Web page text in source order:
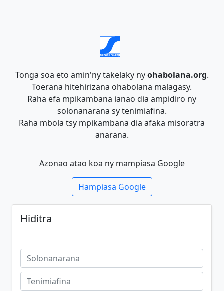
Tonga soa eto amin'ny takelaky nyohabolana.org.
Toerana hitehirizana ohabolana malagasy.
Raha efa mpikambana ianao dia ampidiro ny
solonanarana sy tenimiafina.
Raha mbola tsy mpikambana dia afaka misoratra
anarana.
Azonao atao koa ny mampiasa Google
Hampiasa Google
Hiditra